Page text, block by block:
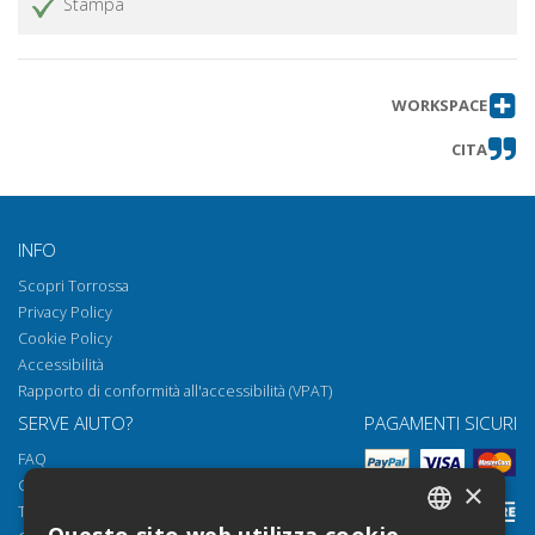
votiva a Norba
Ottieni articolo
WORKSPACE
CITA
INFO
Scopri Torrossa
Privacy Policy
Cookie Policy
Accessibilità
Rapporto di conformità all'accessibilità (VPAT)
SERVE AIUTO?
FAQ
Come aprire i nostri documenti
Torrossa Reader
PAGAMENTI SICURI
×